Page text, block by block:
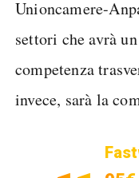
Unioncamere-
settori che avrà
competenza
invece, sarà la